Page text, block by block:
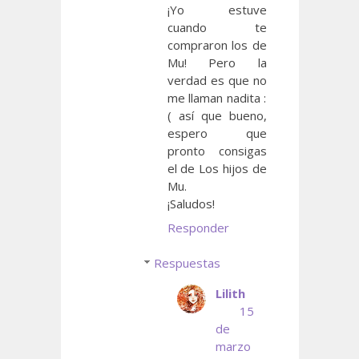
¡Yo estuve
cuando te
compraron los de
Mu! Pero la
verdad es que no
me llaman nadita :
( así que bueno,
espero que
pronto consigas
el de Los hijos de
Mu.
¡Saludos!
Responder
Respuestas
Lilith
15
de
marzo